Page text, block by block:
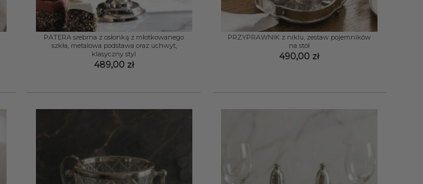
+
PATERA srebrna z osłonką z młotkowanego
szkła, metalowa podstawa oraz uchwyt,
klasyczny styl
489,00 zł
PRZYPRAWNIK z niklu, zestaw pojemników
na stół
490,00 zł